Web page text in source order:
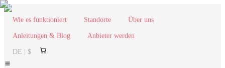
Wie es funktioniert Standorte Über uns
Anleitungen & Blog Anbieter werden
DE | $